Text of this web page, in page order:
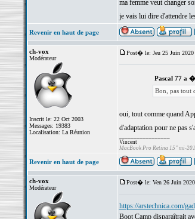
ma femme veut changer
je vais lui dire d'attendre
Revenir en haut de page
ch-vox
Modérateur
Inscrit le: 22 Oct 2003
Messages: 19383
Localisation: La Réunion
Post� le: Jeu 25 Juin 2020
Pascal 77 a
Bon, pas tout
oui, tout comme quand
d'adaptation pour ne pas
Vincent
MacBook Pro Retina 15" mi-
Revenir en haut de page
ch-vox
Modérateur
Post� le: Ven 26 Juin
https://arstechnica.com/
Boot Camp disparaîtrait